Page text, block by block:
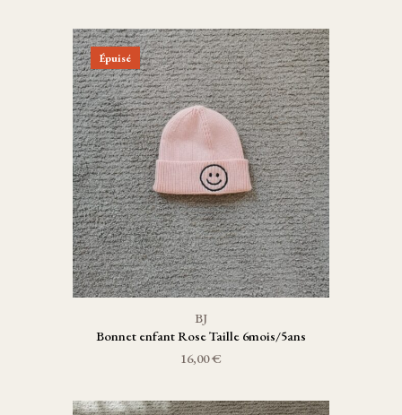
Épuisé
BJ
Bonnet enfant Rose Taille 6mois/5ans
16,00 €